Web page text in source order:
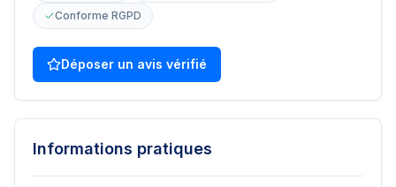
Conforme RGPD
Déposer un avis vérifié
Informations pratiques